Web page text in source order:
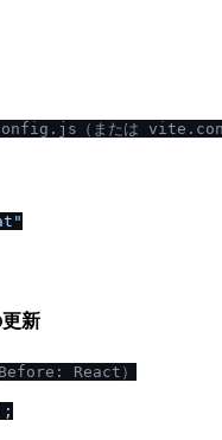
（または
新
React）